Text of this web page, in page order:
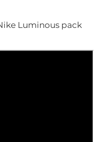
Luminous pack